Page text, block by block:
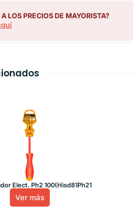
LOS PRECIOS DE MAYORISTA?
Elect. Ph2 100(Hisd81Ph21
Ver más